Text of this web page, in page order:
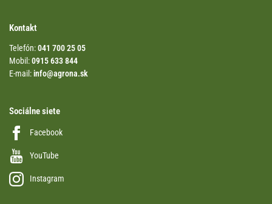
Kontakt
Telefón:041 700 25 05
Mobil:0915 633 844
E-mail:info@agrona.sk
Sociálne siete
Facebook
YouTube
Instagram